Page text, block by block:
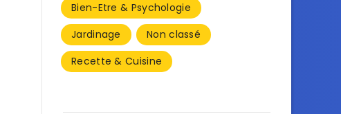
Bien-Etre & Psychologie
Jardinage
Non classé
Recette & Cuisine